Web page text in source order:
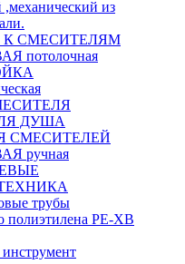
,механический из
СМЕСИТЕЛЯМ
потолочная
ДУША
СМЕСИТЕЛЕЙ
ручная
трубы
полиэтилена PE-XB